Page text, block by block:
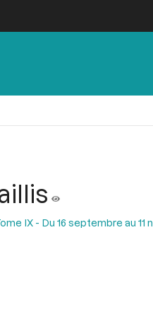
IX - Du 16 septembre au 11